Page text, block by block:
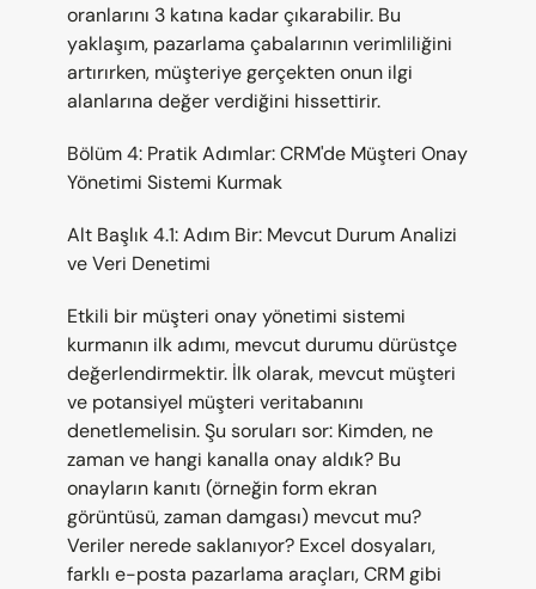
oranlarını 3 katına kadar çıkarabilir. Bu
yaklaşım, pazarlama çabalarının verimliliğini
artırırken, müşteriye gerçekten onun ilgi
alanlarına değer verdiğini hissettirir.
Bölüm 4: Pratik Adımlar: CRM'de Müşteri Onay
Yönetimi Sistemi Kurmak
Alt Başlık 4.1: Adım Bir: Mevcut Durum Analizi
ve Veri Denetimi
Etkili bir müşteri onay yönetimi sistemi
kurmanın ilk adımı, mevcut durumu dürüstçe
değerlendirmektir. İlk olarak, mevcut müşteri
ve potansiyel müşteri veritabanını
denetlemelisin. Şu soruları sor: Kimden, ne
zaman ve hangi kanalla onay aldık? Bu
onayların kanıtı (örneğin form ekran
görüntüsü, zaman damgası) mevcut mu?
Veriler nerede saklanıyor? Excel dosyaları,
farklı e-posta pazarlama araçları, CRM gibi